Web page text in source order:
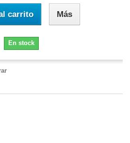
carrito Más
En stock